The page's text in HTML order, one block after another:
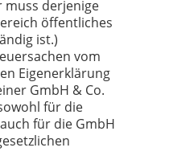
muss derjenige
öffentliches
ist.)
vom
Eigenerklärung
GmbH & Co.
für die
für die GmbH